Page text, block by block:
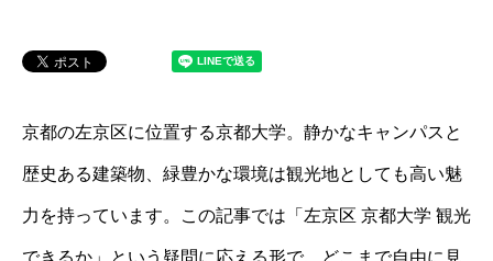
京都の左京区に位置する京都大学。静かなキャンパスと
歴史ある建築物、緑豊かな環境は観光地としても高い魅
力を持っています。この記事では「左京区 京都大学 観光
できるか」という疑問に応える形で、どこまで自由に見